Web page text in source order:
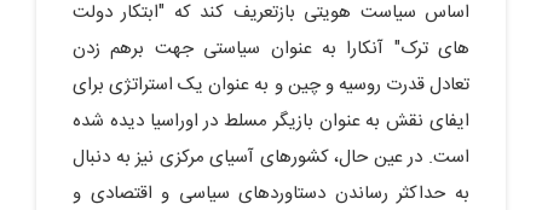
اساس سیاست هویتی بازتعریف کند که "ابتکار دولت
های ترک" آنکارا به عنوان سیاستی جهت برهم زدن
تعادل قدرت روسیه و چین و به عنوان یک استراتژی برای
ایفای نقش به عنوان بازیگر مسلط در اوراسیا دیده شده
است. در عین حال، کشورهای آسیای مرکزی نیز به دنبال
به حداکثر رساندن دستاوردهای سیاسی و اقتصادی و